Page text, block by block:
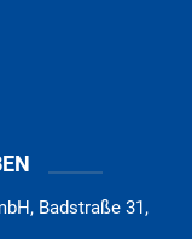
Badstraße 31,